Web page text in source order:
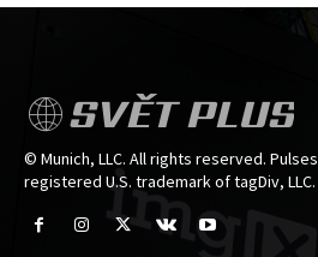
SVĚT PLUS
© Munich, LLC. All rights reserved.
registered U.S. trademark of tagDiv, LLC.